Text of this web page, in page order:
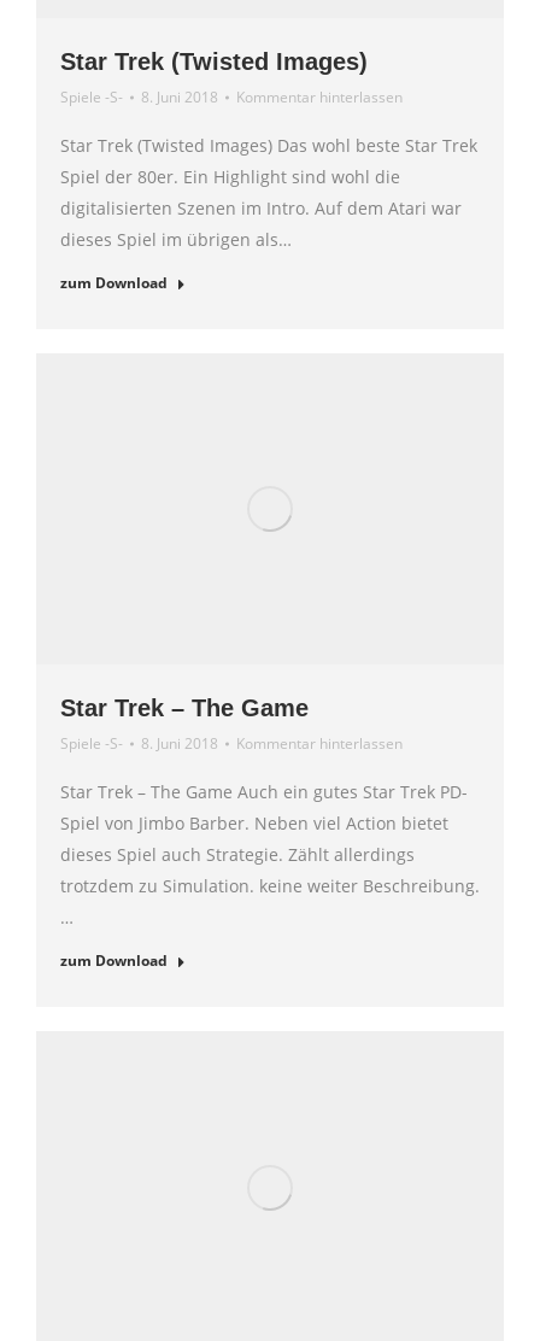
Star Trek (Twisted Images)
Spiele -S- 8. Juni 2018 Kommentar hinterlassen
Star Trek (Twisted Images) Das wohl beste Star Trek
Spiel der 80er. Ein Highlight sind wohl die
digitalisierten Szenen im Intro. Auf dem Atari war
dieses Spiel im übrigen als…
zum Download
Star Trek – The Game
Spiele -S- 8. Juni 2018 Kommentar hinterlassen
Star Trek – The Game Auch ein gutes Star Trek PD-
Spiel von Jimbo Barber. Neben viel Action bietet
dieses Spiel auch Strategie. Zählt allerdings
trotzdem zu Simulation. keine weiter Beschreibung.
…
zum Download